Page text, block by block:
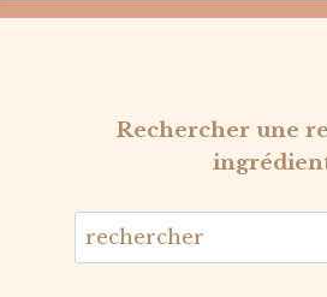
Rechercher une